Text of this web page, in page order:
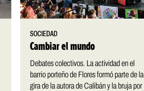
SOCIEDAD
Cambiar el mundo
Debates colectivos. La actividad en el
barrio porteño de Flores formó parte de la
gira de la autora de Calibán y la bruja por